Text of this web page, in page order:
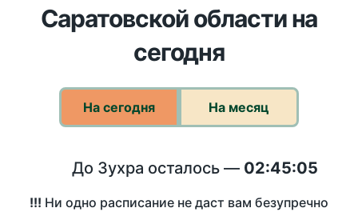
Саратовской области на
сегодня
На сегодня На месяц
До Зухра осталось — 02:45:05
!!! Ни одно расписание не даст вам безупречно